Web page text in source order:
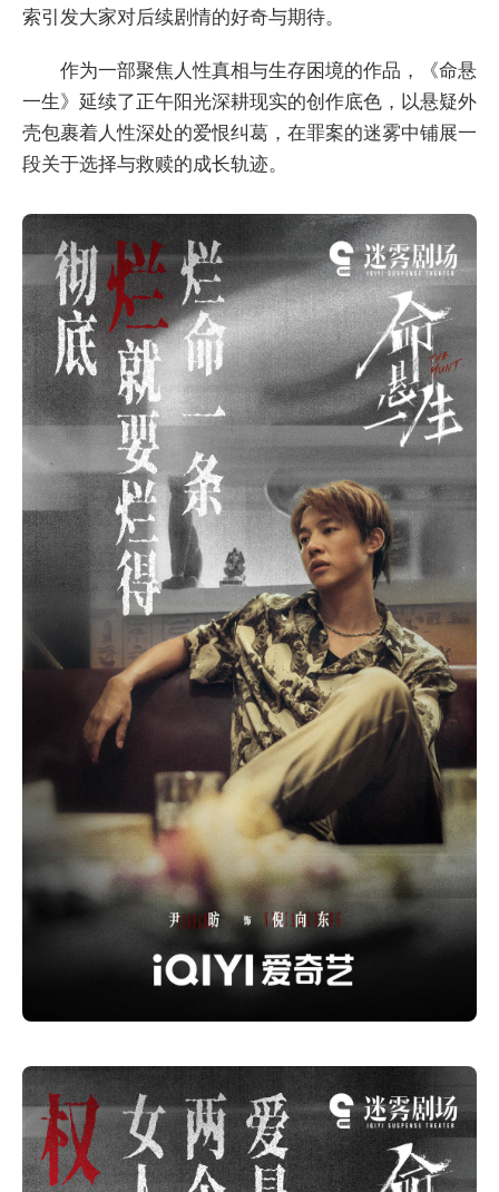
索引发大家对后续剧情的好奇与期待。
作为一部聚焦人性真相与生存困境的作品，《命悬
一生》延续了正午阳光深耕现实的创作底色，以悬疑外
壳包裹着人性深处的爱恨纠葛，在罪案的迷雾中铺展一
段关于选择与救赎的成长轨迹。